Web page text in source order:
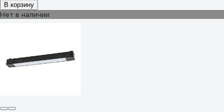
В корзину
Нет в наличии